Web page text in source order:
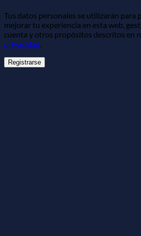
Tus datos personales se utilizarán para
mejorar tu experiencia en esta web,
cuenta y otros propósitos descritos en
privacidad
Registrarse